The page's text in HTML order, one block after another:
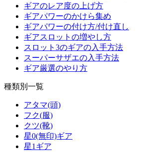
ギアのレア度の上げ方
ギアパワーのかけら集め
ギアパワーの付け方/付け直し
ギアスロットの増やし方
スロット3のギアの入手方法
スーパーサザエの入手方法
ギア厳選のやり方
種類別一覧
アタマ(頭)
フク(服)
クツ(靴)
星0(無印)ギア
星1ギア